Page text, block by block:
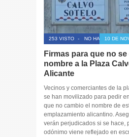
253 VISTO - NO HAY 10 DE
Firmas para que no
nombre a la Plaza
Alicante
Vecinos y comerciantes de la
se han movilizado para pedir
que no cambio el nombre de
emplazamiento alicantino.
verán perjudicados si se hace,
odónimo viene reflejado en